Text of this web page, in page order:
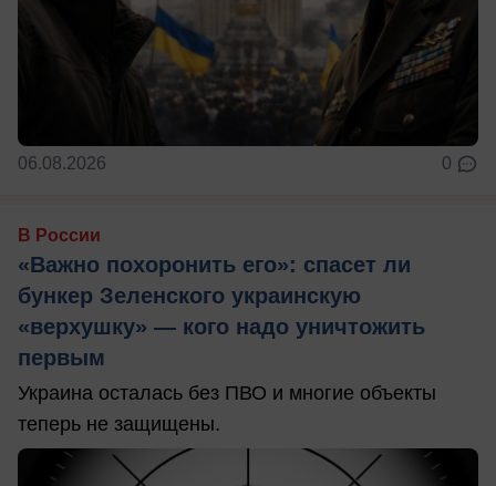
06.08.2026 0
В России
«Важно похоронить его»: спасет ли
бункер Зеленского украинскую
«верхушку» — кого надо уничтожить
первым
Украина осталась без ПВО и многие объекты
теперь не защищены.